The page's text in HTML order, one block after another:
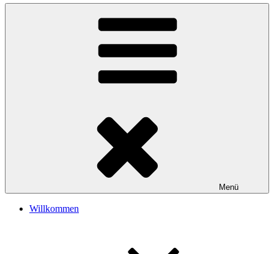
Menü
Willkommen